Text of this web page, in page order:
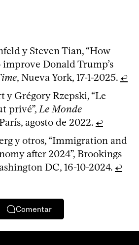
y Steven Tian, “How
improve Donald Trump’s
, Nueva York, 17-1-2025. ↩
y Grégory Rzepski, “Le
privé”,Le Monde
agosto de 2022. ↩
y otros, “Immigration and
after 2024”, Brookings
DC, 16-10-2024. ↩
Comentar